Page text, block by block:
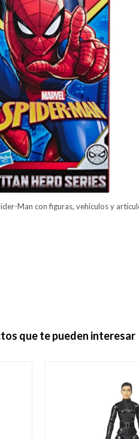
Man con figuras, vehículos y
que te pueden interesar